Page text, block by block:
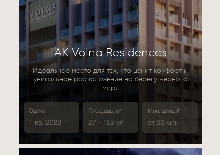
от 33 млн
Мин. цена, ₽
27 - 155 м²
Площадь, м²
1 кв. 2028
Сдача
Идеальное место для тех, кто ценит комфорт и
уникальное расположение на берегу Черного
моря
АК Volna Residences